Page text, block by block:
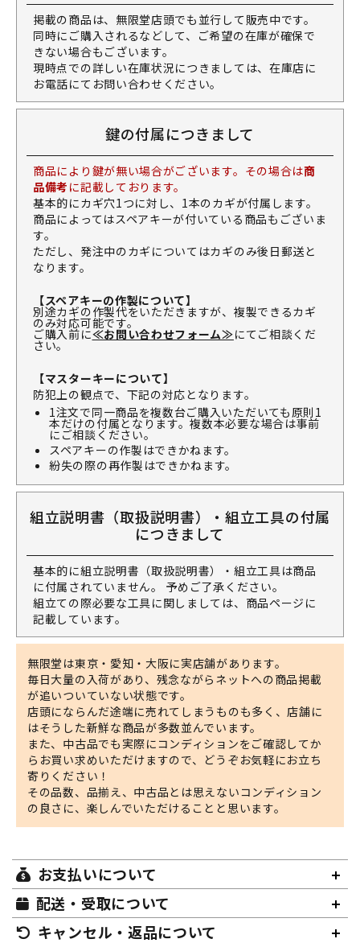
掲載の商品は、無限堂店頭でも並行して販売中です。
同時にご購入されるなどして、ご希望の在庫が確保で
きない場合もございます。
現時点での詳しい在庫状況につきましては、在庫店に
お電話にてお問い合わせください。
鍵の付属につきまして
商品により鍵が無い場合がございます。その場合は商
品備考 に記載しております。
基本的にカギ穴1つに対し、1本のカギが付属します。
商品によってはスペアキーが付いている商品もございま
す。
ただし、発注中のカギについてはカギのみ後日郵送と
なります。
【スペアキーの作製について】
別途カギの作製代をいただきますが、複製できるカギ
のみ対応可能です。
ご購入前に≪お問い合わせフォーム≫にてご相談くだ
さい。
【マスターキーについて】
防犯上の観点で、下記の対応となります。
1注文で同一商品を複数台ご購入いただいても原則1
本だけの付属となります。複数本必要な場合は事前
にご相談ください。
スペアキーの作製はできかねます。
紛失の際の再作製はできかねます。
組立説明書（取扱説明書）・組立工具の付属
につきまして
基本的に組立説明書（取扱説明書）・組立工具は商品
に付属されていません。 予めご了承ください。
組立ての際必要な工具に関しましては、商品ページに
記載しています。
無限堂は東京・愛知・大阪に実店舗があります。
毎日大量の入荷があり、残念ながらネットへの商品掲載
が追いついていない状態です。
店頭にならんだ途端に売れてしまうものも多く、店舗に
はそうした新鮮な商品が多数並んでいます。
また、中古品でも実際にコンディションをご確認してか
らお買い求めいただけますので、どうぞお気軽にお立ち
寄りください！
その品数、品揃え、中古品とは思えないコンディション
の良さに、楽しんでいただけることと思います。
お支払いについて
配送・受取について
キャンセル・返品について